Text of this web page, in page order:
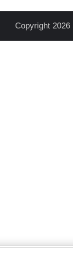
Copyright